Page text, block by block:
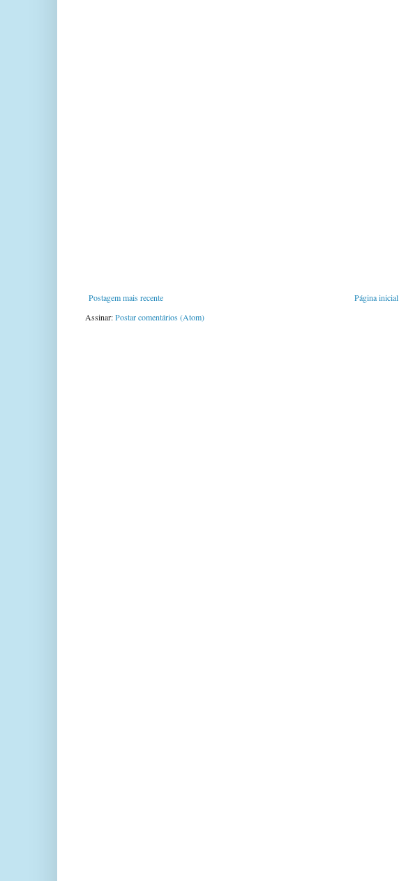
Postagem mais recente
Página inicial
Assinar:Postar comentários (Atom)